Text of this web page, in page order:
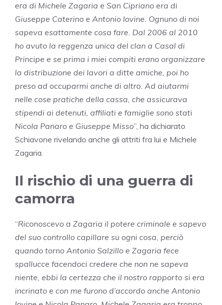
era di Michele Zagaria e San Cipriano era di
Giuseppe Caterino e Antonio Iovine. Ognuno di noi
sapeva esattamente cosa fare. Dal 2006 al 2010
ho avuto la reggenza unica del clan a Casal di
Principe e se prima i miei compiti erano organizzare
la distribuzione dei lavori a ditte amiche, poi ho
preso ad occuparmi anche di altro. Ad aiutarmi
nelle cose pratiche della cassa, che assicurava
stipendi ai detenuti, affiliati e famiglie sono stati
Nicola Panaro e Giuseppe Misso”, ha dichiarato
Schiavone rivelando anche gli attriti fra lui e Michele
Zagaria.
Il rischio di una guerra di
camorra
“Riconoscevo a Zagaria il potere criminale e sapevo
del suo controllo capillare su ogni cosa, perciò
quando torno Antonio Salzillo e Zagaria fece
spallucce facendoci credere che non ne sapeva
niente, ebbi la certezza che il nostro rapporto si era
incrinato e con me furono d’accordo anche Antonio